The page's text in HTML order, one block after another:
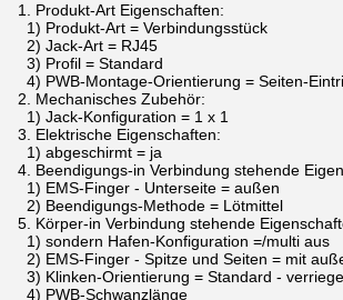
1. Produkt-Art
1) Produkt-Art = Verbindungsstück
2) Jack-Art = RJ45
3) Profil = Standard
4) PWB-Montage-Orientierung = Seiten-
2. Mechanisches Zubehör:
1) Jack-Konfiguration = 1 x 1
3. Elektrische Eigenschaften:
1) abgeschirmt = ja
4. Beendigungs-in Verbindung stehende
1) EMS-Finger - Unterseite = außen
2) Beendigungs-Methode = Lötmittel
5. Körper-in Verbindung stehende
1) sondern Hafen-Konfiguration =/multi aus
2) EMS-Finger - Spitze und Seiten = mit
3) Klinken-Orientierung = Standard -
4) PWB-Schwanzlänge